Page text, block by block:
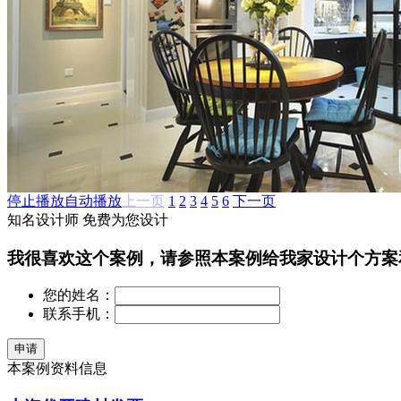
停止播放自动播放 上一页 1 2 3 4 5 6 下一页
知名设计师 免费为您设计
我很喜欢这个案例，请参照本案例给我家设计个方
您的姓名：
联系手机：
本案例资料信息